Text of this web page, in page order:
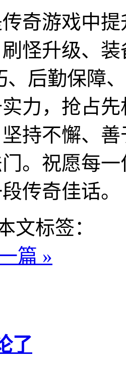
奇游戏中
怪升级、
、后勤保障
力，抢占
持不懈、
。祝愿每
传奇佳话。
文标签：
篇 »
了